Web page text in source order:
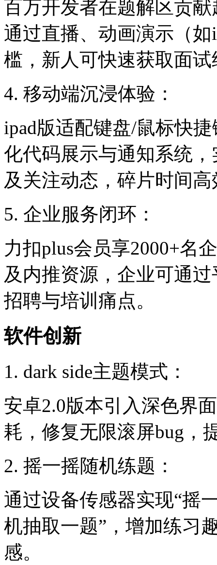
百万开发者在题解区贡
通过直播、动画演示（
槛，新人可快速获取面
4. 移动端沉浸体验：
ipad版适配键盘/鼠标快
化代码展示与通知系统
及关注动态，碎片时间
5. 企业服务闭环：
力扣plus会员享2000+名
及内推资源，企业可通
招聘与培训痛点。
软件创新
1. dark side主题模式：
安卓2.0版本引入深色界
耗，修复无限滚屏bug，
2. 摇一摇随机练题：
通过设备传感器实现“摇
机抽取一题”，增加练习
感。